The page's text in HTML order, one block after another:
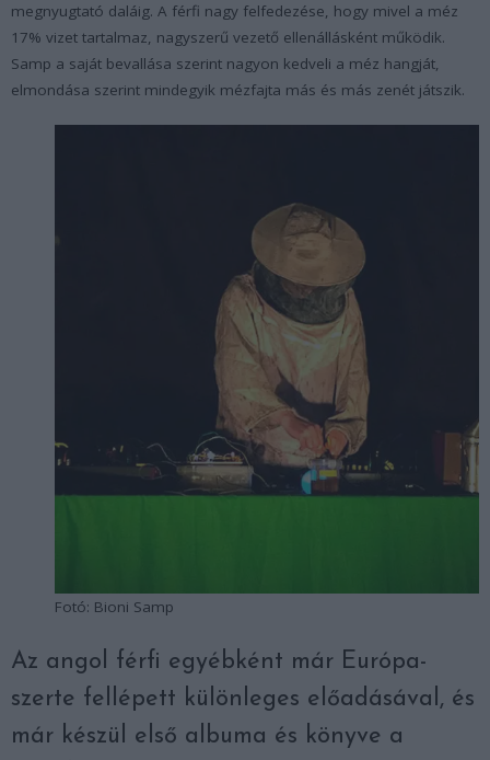
megnyugtató daláig. A férfi nagy felfedezése, hogy mivel a méz
17% vizet tartalmaz, nagyszerű vezető ellenállásként működik.
Samp a saját bevallása szerint nagyon kedveli a méz hangját,
elmondása szerint mindegyik mézfajta más és más zenét játszik.
Fotó: Bioni Samp
Az angol férfi egyébként már Európa-
szerte fellépett különleges előadásával, és
már készül első albuma és könyve a